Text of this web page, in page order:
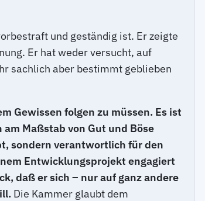
und geständig ist. Er zeigte
Er hat weder versucht, auf
sachlich aber bestimmt geblieben
Gewissen folgen zu müssen. Es ist
Maßstab von Gut und Böse
sondern verantwortlich für den
Entwicklungsprojekt engagiert
daß er sich – nur auf ganz andere
Die Kammer glaubt dem